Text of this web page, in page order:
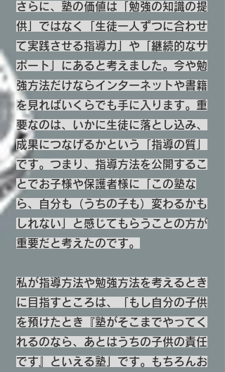
さらに、塾の価値は「勉強の知識の提
供」ではなく「生徒一人ずつに合わせ
て実践させる指導力」や「継続的なサ
ポート」にあると考えました。今や勉
強方法だけならインターネットや書籍
を見ればいくらでも手に入ります。重
要なのは、いかに生徒に落とし込み、
成果につなげるかという「指導の質」
です。つまり、指導方法を公開するこ
とでお子様や保護者様に「この塾な
ら、自分も（うちの子も）変わるかも
しれない」と感じてもらうことの方が
重要だと考えたのです。
​私が指導方法や勉強方法を考えるとき
に目指すところは、「もし自分の子供
を預けたとき『塾がそこまでやってく
れるのなら、あとはうちの子供の責任
です』といえる塾」です。もちろんお